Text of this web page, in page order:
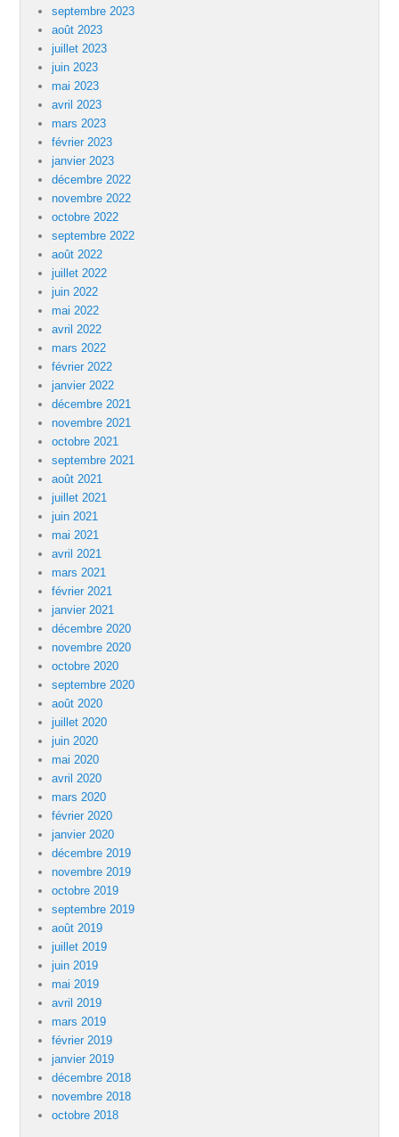
septembre 2023
août 2023
juillet 2023
juin 2023
mai 2023
avril 2023
mars 2023
février 2023
janvier 2023
décembre 2022
novembre 2022
octobre 2022
septembre 2022
août 2022
juillet 2022
juin 2022
mai 2022
avril 2022
mars 2022
février 2022
janvier 2022
décembre 2021
novembre 2021
octobre 2021
septembre 2021
août 2021
juillet 2021
juin 2021
mai 2021
avril 2021
mars 2021
février 2021
janvier 2021
décembre 2020
novembre 2020
octobre 2020
septembre 2020
août 2020
juillet 2020
juin 2020
mai 2020
avril 2020
mars 2020
février 2020
janvier 2020
décembre 2019
novembre 2019
octobre 2019
septembre 2019
août 2019
juillet 2019
juin 2019
mai 2019
avril 2019
mars 2019
février 2019
janvier 2019
décembre 2018
novembre 2018
octobre 2018